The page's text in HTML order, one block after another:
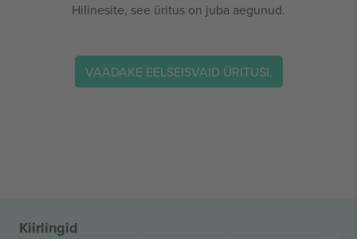
Hilinesite, see üritus on juba aegunud.
VAADAKE EELSEISVAID ÜRITUSI.
Kiirlingid